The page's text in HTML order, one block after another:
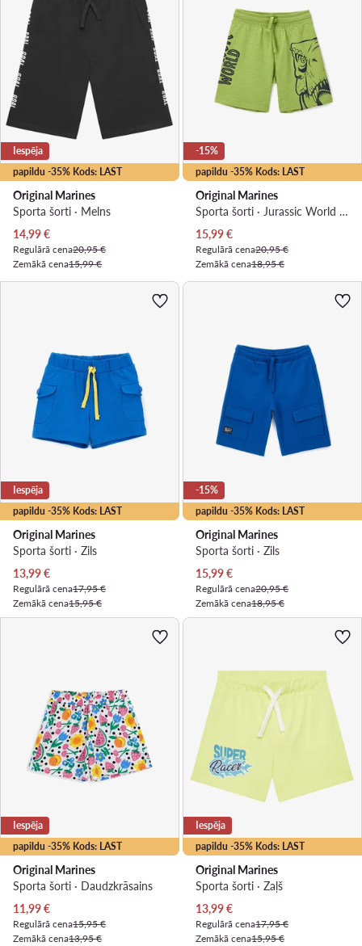
papildu -35% Kods: LAST
Iespēja
Original Marines
Sporta šorti · Melns
Pašreizējā cena
14,99€
Regulārā cena20,95 €
Zemākā cena15,99 €
papildu -35% Kods: LAST
-15%
Original Marines
Sporta šorti · Jurassic World · Zaļš
Pašreizējā cena
15,99€
Regulārā cena20,95 €
Zemākā cena18,95 €
papildu -35% Kods: LAST
Iespēja
Original Marines
Sporta šorti · Zils
Pašreizējā cena
13,99€
Regulārā cena17,95 €
Zemākā cena15,95 €
papildu -35% Kods: LAST
-15%
Original Marines
Sporta šorti · Zils
Pašreizējā cena
15,99€
Regulārā cena20,95 €
Zemākā cena18,95 €
papildu -35% Kods: LAST
Iespēja
Original Marines
Sporta šorti · Daudzkrāsains
Pašreizējā cena
11,99€
Regulārā cena15,95 €
Zemākā cena13,95 €
papildu -35% Kods: LAST
Iespēja
Original Marines
Sporta šorti · Zaļš
Pašreizējā cena
13,99€
Regulārā cena17,95 €
Zemākā cena15,95 €